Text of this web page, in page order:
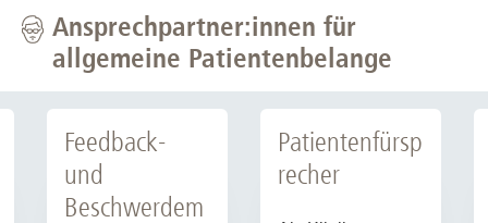
Ansprechpartner:innen für
allgemeine Patientenbelange
Feedback-
und
Beschwerdem
Patientenfürsp
recher